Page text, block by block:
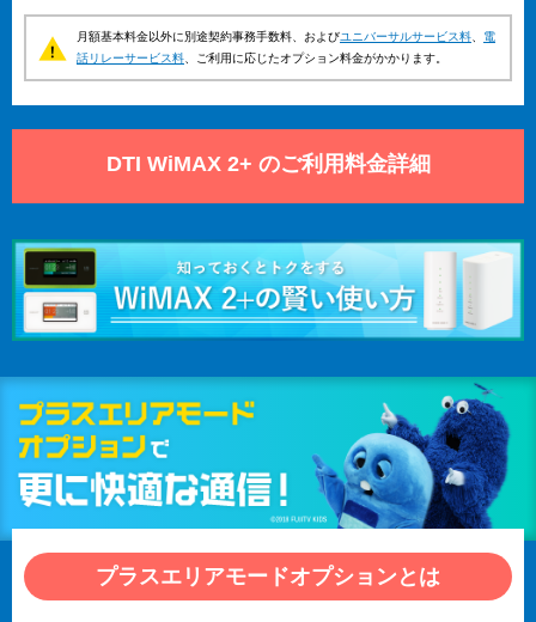
月額基本料金以外に別途契約事務手数料、およびユニバーサルサービス料
電
話リレーサービス料 、ご利用に応じたオプション料金がかかります。
DTI WiMAX 2+ のご利用料金詳細
プラスエリアモードオプションとは